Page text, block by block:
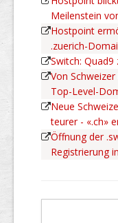
Meilenstein
Hostpoint
.zuerich-
Switch: Quad9
Von
Top-Level-
Neue
teurer - «.ch»
Öffnung der
Registrierung